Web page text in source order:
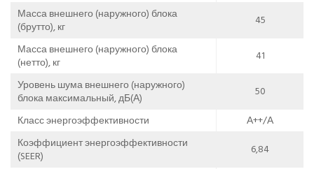
Масса внешнего (наружного) блока
(брутто), кг
45
Масса внешнего (наружного) блока
(нетто), кг
41
Уровень шума внешнего (наружного)
блока максимальный, дБ(А)
50
Класс энергоэффективности
А++/А
Коэффициент энергоэффективности
(SEER)
6,84